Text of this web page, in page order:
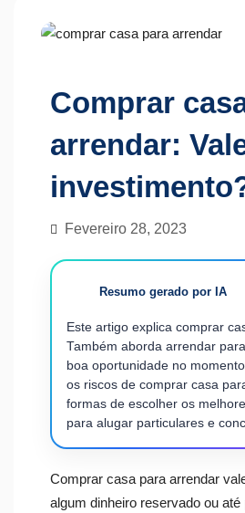
Comprar
arrendar:
Fevereiro 28, 2023
Resumo gerado por IA
Este artigo explica comprar
Também aborda arrendar
boa oportunidade no
os riscos de comprar casa
formas de escolher os
para alugar particulares e
Comprar casa para arrendar
algum dinheiro reservado ou